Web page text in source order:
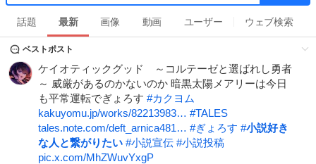
キ
ー
ワ
ド
を
話題 最新 画像 動画 ユーザー ウェブ検索
ベストポスト
ケイオティックグッド ～コルテーゼと選ばれし勇者
～ 威厳があるのかないのか 暗黒太陽メアリーは今日
も平常運転でぎょろす #カクヨム
kakuyomu.jp/works/82213983… #TALES
tales.note.com/deft_arnica481… #ぎょろす #小説好き
な人と繋がりたい #小説宣伝 #小説投稿
pic.x.com/MhZWuvYxgP